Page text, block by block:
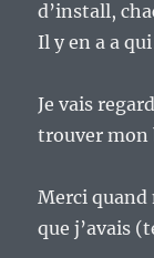
d’install,
Il y en a a
Je vais
trouver mon
Merci quand
que j’avais